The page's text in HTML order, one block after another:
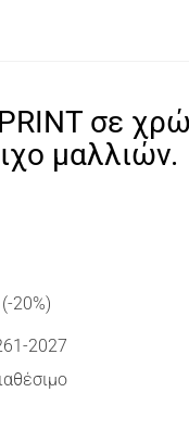
σε
μαλλιών.
(-20%)
2027